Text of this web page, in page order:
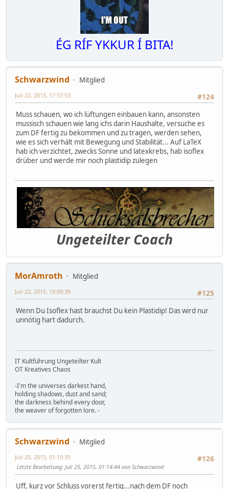
ÉG RÍF YKKUR Í BITA!
Schwarzwind
Mitglied
#124
Juli 22, 2015, 17:57:53
Muss schauen, wo ich lüftungen einbauen kann, ansonsten
mussisch schauen wie lang ichs darin Haushalte, versuche es
zum DF fertig zu bekommen und zu tragen, werden sehen,
wie es sich verhält mit Bewegung und Stabilität... Auf LaTeX
hab ich verzichtet, zwecks Sonne und latexkrebs, hab isoflex
drüber und werde mir noch plastidip zulegen
Ungeteilter Coach
MorAmroth
Mitglied
#125
Juli 22, 2015, 18:09:39
Wenn Du Isoflex hast brauchst Du kein Plastidip! Das wird nur
unnötig hart dadurch.
IT Kultführung Ungeteilter Kult
OT Kreatives Chaos
-I'm the universes darkest hand,
holding shadows, dust and sand;
the darkness behind every door,
the weaver of forgotten lore. -
Schwarzwind
Mitglied
#126
Juli 25, 2015, 01:10:35
Letzte Bearbeitung: Juli 25, 2015, 01:14:44 von Schwarzwind
Uff, kurz vor Schluss vorerst fertig...nach dem DF noch